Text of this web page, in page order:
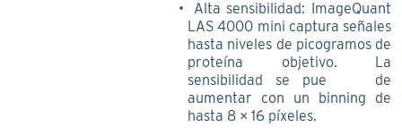
Alta sensibilidad: ImageQuant
LAS 4000 mini captura señales
hasta niveles de picogramos de
proteína objetivo. La
sensibilidad se pue de
aumentar con un binning de
hasta 8 × 16 píxeles.